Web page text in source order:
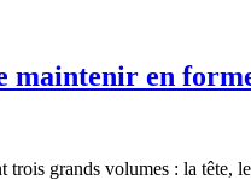
maintenir en
grands volumes : la